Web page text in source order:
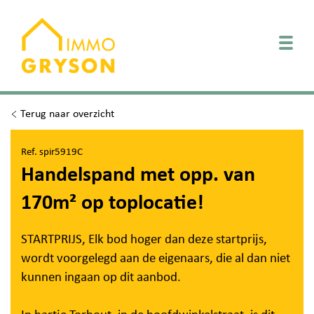
Terug naar overzicht
Ref. spir5919C
Handelspand met opp. van
170m² op toplocatie!
STARTPRIJS, Elk bod hoger dan deze startprijs,
wordt voorgelegd aan de eigenaars, die al dan niet
kunnen ingaan op dit aanbod.